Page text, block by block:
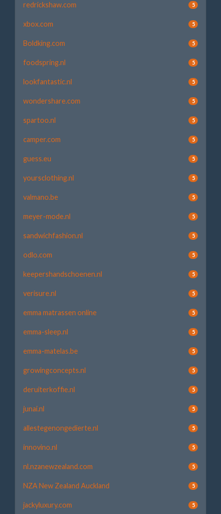
redrickshaw.com 5
xbox.com 5
Boldking.com 5
foodspring.nl 5
lookfantastic.nl 5
wondershare.com 5
spartoo.nl 5
camper.com 5
guess.eu 5
yoursclothing.nl 5
valmano.be 5
meyer-mode.nl 5
sandwichfashion.nl 5
odlo.com 5
keepershandschoenen.nl 5
verisure.nl 5
emma matrassen online 5
emma-sleep.nl 5
emma-matelas.be 5
growingconcepts.nl 5
deruiterkoffie.nl 5
junai.nl 5
allestegenongedierte.nl 5
innovino.nl 5
nl.nzanewzealand.com 5
NZA New Zealand Auckland 5
jackyluxury.com 5